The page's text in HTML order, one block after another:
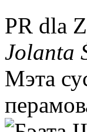
PR dla
Jolanta
Мэта